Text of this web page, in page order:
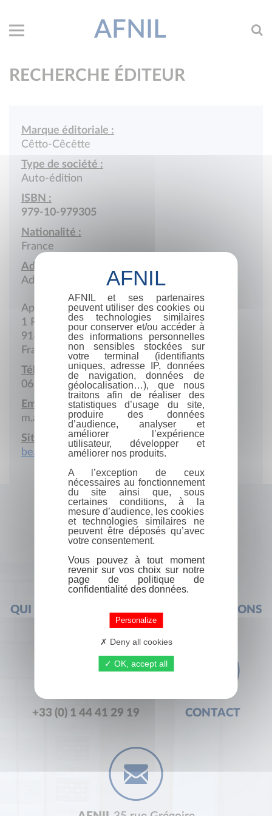
AFNIL
RECHERCHE ÉDITEUR
Marque éditoriale :
Cêtto-Cêcêtte
Type de société :
Auto-édition
ISBN :
979-10-979305
Nationalité :
France
Adresse :
Adresse postale
Appt 14
1 Rue Marie-Sophie-de-la-Briffe
91610 Ballancourt-sur-Essonne
France
Téléphone portable :
06 20 00 37 12
Email :
m.abeautyauthentic.lr.ma@gmail.com
Site Internet :
beacons.ai/marcette
QUI SOMMES-NOUS ? FOIRE AUX QUESTIONS
+33 (0) 1 44 41 29 19 CONTACT
AFNIL et ses partenaires
peuvent utiliser des cookies ou
des technologies similaires
pour conserver et/ou accéder à
des informations personnelles
non sensibles stockées sur
votre terminal (identifiants
uniques, adresse IP, données
de navigation, données de
géolocalisation…), que nous
traitons afin de réaliser des
statistiques d’usage du site,
produire des données
d’audience, analyser et
améliorer l’expérience
utilisateur, développer et
améliorer nos produits.
A l’exception de ceux
nécessaires au fonctionnement
du site ainsi que, sous
certaines conditions, à la
mesure d’audience, les cookies
et technologies similaires ne
peuvent être déposés qu’avec
votre consentement.
Vous pouvez à tout moment
revenir sur vos choix sur notre
page de politique de
confidentialité des données.
Personalize
Deny all cookies
OK, accept all